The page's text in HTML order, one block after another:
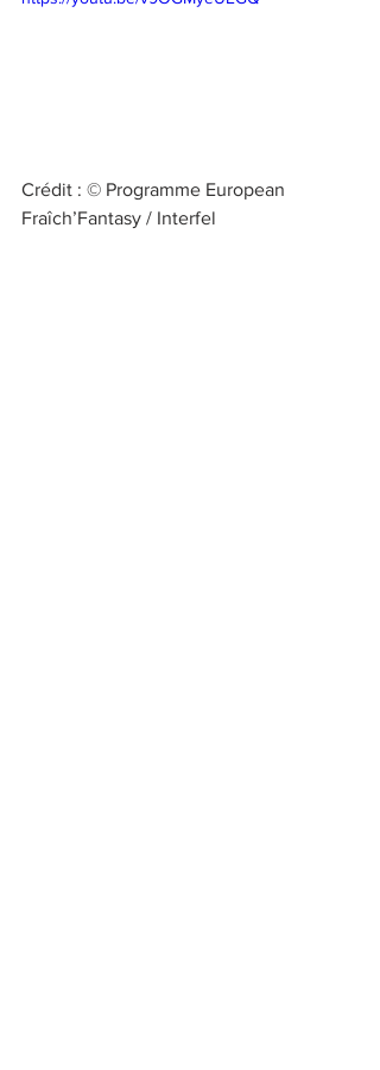
Crédit : © Programme European
Fraîch’Fantasy / Interfel